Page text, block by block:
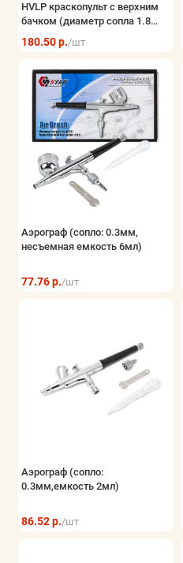
HVLP краскопульт с верхним
бачком (диаметр сопла 1.8
мм,2.0 бар,распыление 200-
270 мм,425 л/мин,объем бачка
180.50 р./шт
Аэрограф (сопло: 0.3мм,
несъемная емкость 6мл)
77.76 р./шт
Аэрограф (сопло:
0.3мм,емкость 2мл)
86.52 р./шт